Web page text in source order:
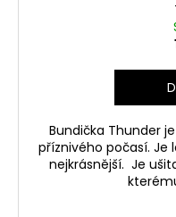
Bundička Thunder
příznivého počasí. Je
nejkrásnější. Je